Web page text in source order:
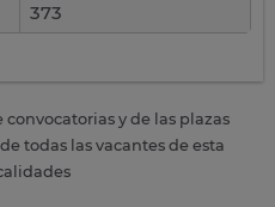
373
y de las plazas
todas las vacantes de esta